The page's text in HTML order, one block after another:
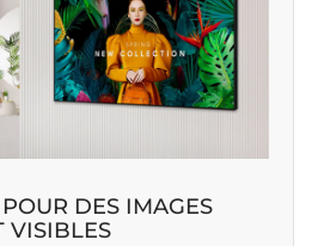
DES IMAGES
VISIBLES